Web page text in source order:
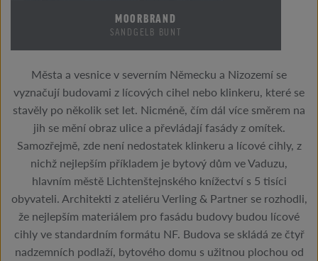
MOORBRAND
SANDGELB BUNT
Města a vesnice v severním Německu a Nizozemí se
vyznačují budovami z lícových cihel nebo klinkeru, které se
stavěly po několik set let. Nicméně, čím dál více směrem na
jih se mění obraz ulice a převládají fasády z omítek.
Samozřejmě, zde není nedostatek klinkeru a lícové cihly, z
nichž nejlepším příkladem je bytový dům ve Vaduzu,
hlavním městě Lichtenštejnského knížectví s 5 tisíci
obyvateli. Architekti z ateliéru Verling & Partner se rozhodli,
že nejlepším materiálem pro fasádu budovy budou lícové
cihly ve standardním formátu NF. Budova se skládá ze čtyř
nadzemních podlaží, bytového domu s užitnou plochou od